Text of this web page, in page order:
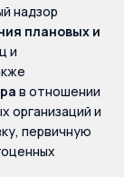
надзор
плановых и
и
в отношении
организаций и
первичную